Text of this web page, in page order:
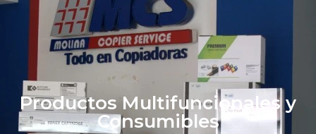
Productos Multifuncionales y
Consumibles